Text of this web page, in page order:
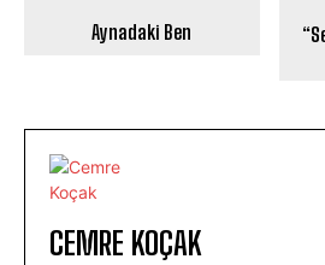
Aynadaki Ben
CEMRE KOÇAK